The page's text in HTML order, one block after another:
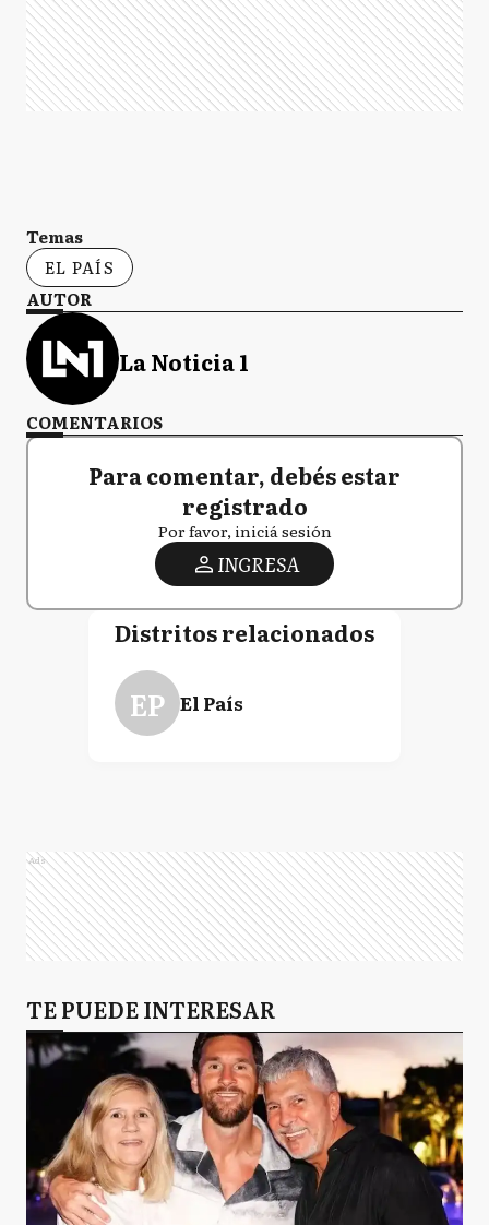
Temas
EL PAÍS
AUTOR
La Noticia 1
COMENTARIOS
Para comentar, debés estar
registrado
Por favor, iniciá sesión
INGRESA
Distritos relacionados
EP El País
Ads
TE PUEDE INTERESAR